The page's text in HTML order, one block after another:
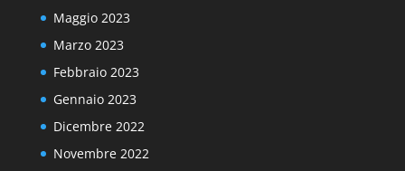
Maggio 2023
Marzo 2023
Febbraio 2023
Gennaio 2023
Dicembre 2022
Novembre 2022